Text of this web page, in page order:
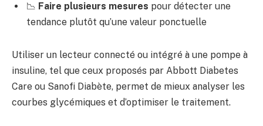
📉 Faire plusieurs mesures pour détecter une
tendance plutôt qu’une valeur ponctuelle
Utiliser un lecteur connecté ou intégré à une pompe à
insuline, tel que ceux proposés par Abbott Diabetes
Care ou Sanofi Diabète, permet de mieux analyser les
courbes glycémiques et d’optimiser le traitement.